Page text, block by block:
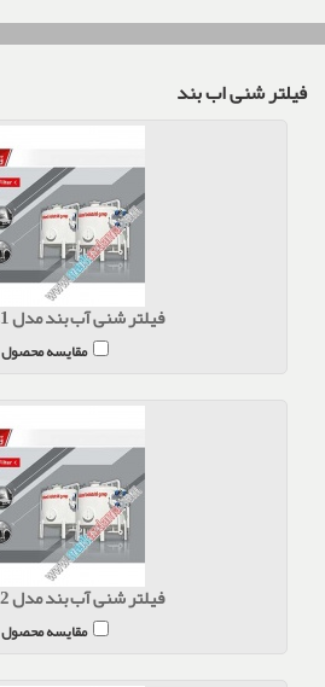
فیلتر شنی اب بند
فیلتر شنی آب بند مدل AB.SF.1
مقایسه محصول
فیلتر شنی آب بند مدل AB.SF.2
مقایسه محصول